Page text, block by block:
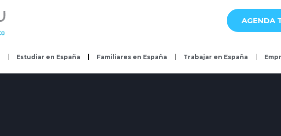
AGENDA
Estudiar en España Familiares en España Trabajar en España